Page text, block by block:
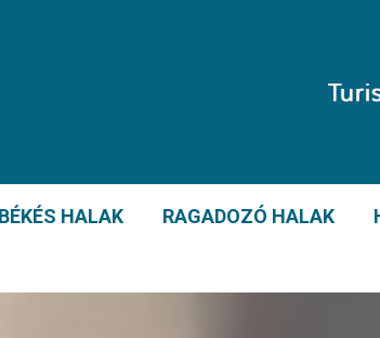
BÉKÉS HALAK RAGADOZÓ HALAK